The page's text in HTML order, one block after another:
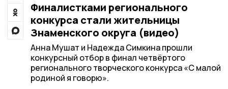
Финалистками регионального
конкурса стали жительницы
Знаменского округа (видео)
Анна Мушат и Надежда Симкина прошли
конкурсный отбор в финал четвёртого
регионального творческого конкурса «С малой
родиной я говорю».